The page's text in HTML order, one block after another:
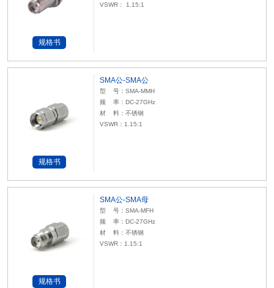
规格书
VSWR： 1.15:1
规格书
SMA公-SMA公
型 号：SMA-MMH
频 率：DC-27GHz
材 料：不锈钢
VSWR：1.15:1
规格书
SMA公-SMA母
型 号：SMA-MFH
频 率：DC-27GHz
材 料：不锈钢
VSWR：1.15:1